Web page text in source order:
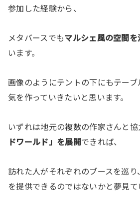
参加した経験から、
メタバースでもマルシェ風の空間を
います。
画像のようにテントの下にもテー
気を作っていきたいと思います。
いずれは地元の複数の作家さんと協
ドワールド」を展開できれば、
訪れた人がそれぞれのブースを巡
を提供できるのではないかと夢見て